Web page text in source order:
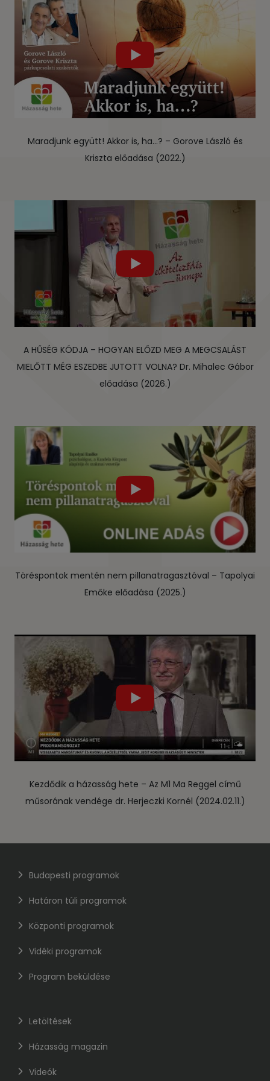
Maradjunk együtt! Akkor is, ha…? – Gorove László és
Kriszta előadása (2022.)
A HŰSÉG KÓDJA – HOGYAN ELŐZD MEG A MEGCSALÁST
MIELŐTT MÉG ESZEDBE JUTOTT VOLNA? Dr. Mihalec Gábor
előadása (2026.)
Töréspontok mentén nem pillanatragasztóval – Tapolyai
Emőke előadása (2025.)
Kezdődik a házasság hete – Az M1 Ma Reggel című
műsorának vendége dr. Herjeczki Kornél (2024.02.11.)
Budapesti programok
Határon túli programok
Központi programok
Vidéki programok
Program beküldése
Letöltések
Házasság magazin
Videók